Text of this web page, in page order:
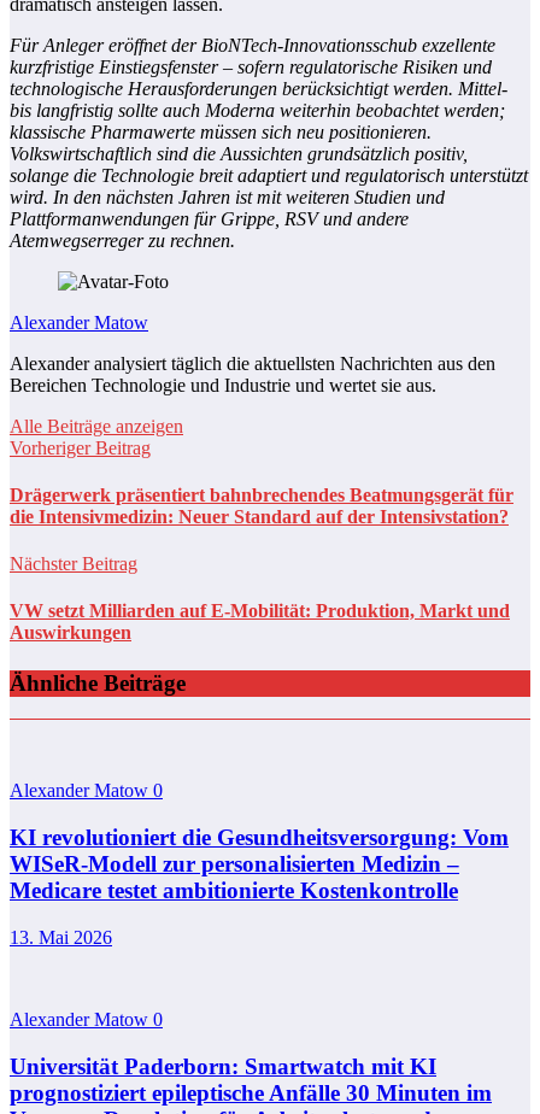
Für Anleger eröffnet der BioNTech-Innovationsschub exzellente
kurzfristige Einstiegsfenster – sofern regulatorische Risiken und
technologische Herausforderungen berücksichtigt werden. Mittel-
bis langfristig sollte auch Moderna weiterhin beobachtet werden;
klassische Pharmawerte müssen sich neu positionieren.
Volkswirtschaftlich sind die Aussichten grundsätzlich positiv,
solange die Technologie breit adaptiert und regulatorisch unterstützt
wird. In den nächsten Jahren ist mit weiteren Studien und
Plattformanwendungen für Grippe, RSV und andere
Atemwegserreger zu rechnen.
Alexander Matow
Alexander analysiert täglich die aktuellsten Nachrichten aus den
Bereichen Technologie und Industrie und wertet sie aus.
Alle Beiträge anzeigen
Vorheriger Beitrag
Drägerwerk präsentiert bahnbrechendes Beatmungsgerät für
die Intensivmedizin: Neuer Standard auf der Intensivstation?
Nächster Beitrag
VW setzt Milliarden auf E-Mobilität: Produktion, Markt und
Auswirkungen
Ähnliche Beiträge
Alexander Matow 0
KI revolutioniert die Gesundheitsversorgung: Vom
WISeR-Modell zur personalisierten Medizin –
Medicare testet ambitionierte Kostenkontrolle
13. Mai 2026
Alexander Matow 0
Universität Paderborn: Smartwatch mit KI
prognostiziert epileptische Anfälle 30 Minuten im